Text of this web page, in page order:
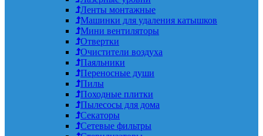
Ленты монтажные
Машинки для удаления катышков
Мини вентиляторы
Отвертки
Очистители воздуха
Паяльники
Переносные души
Пилы
Походные плитки
Пылесосы для дома
Секаторы
Сетевые фильтры